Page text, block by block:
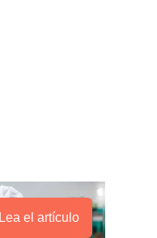
Lea el artículo